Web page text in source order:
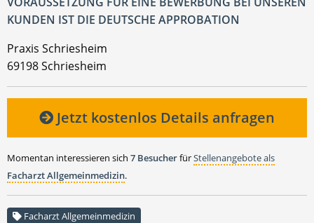
KUNDEN IST DIE DEUTSCHE APPROBATION
Praxis Schriesheim
69198 Schriesheim
Jetzt kostenlos Details anfragen
Momentan interessieren sich 7 BesucherfürStellenangebote als
Facharzt Allgemeinmedizin.
Facharzt Allgemeinmedizin